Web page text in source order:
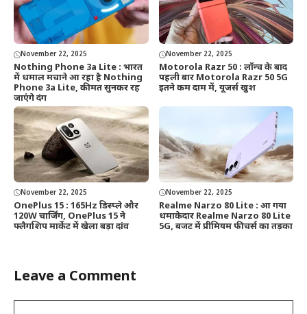
November 22, 2025
Nothing Phone 3a Lite : भारत
में धमाल मचाने आ रहा है Nothing
Phone 3a Lite, कीमत सुनकर रह
जाएंगे दंग
November 22, 2025
Motorola Razr 50 : लॉन्च के बाद
पहली बार Motorola Razr 50 5G
इतने कम दाम में, यूजर्स खुश
November 22, 2025
OnePlus 15 : 165Hz डिस्प्ले और
120W चार्जिंग, OnePlus 15 ने
फ्लैगशिप मार्केट में खेला बड़ा दांव
November 22, 2025
Realme Narzo 80 Lite : आ गया
धमाकेदार Realme Narzo 80 Lite
5G, बजट में प्रीमियम फीचर्स का तड़का
Leave a Comment